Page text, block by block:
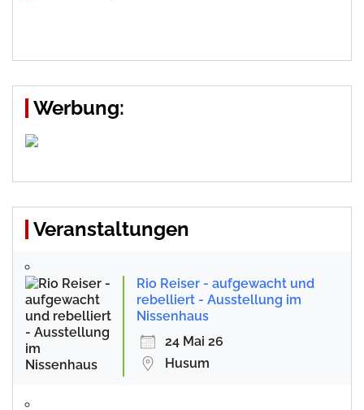
Werbung:
Veranstaltungen
Rio Reiser - aufgewacht und
rebelliert - Ausstellung im
Nissenhaus
24 Mai 26
Husum